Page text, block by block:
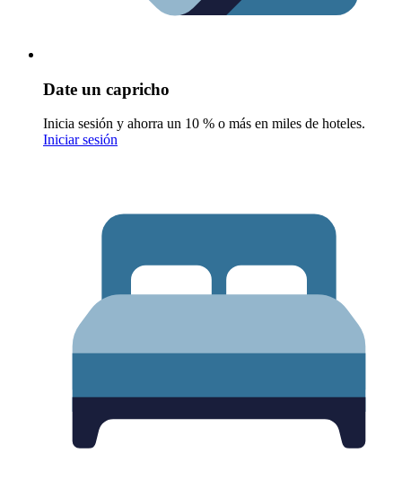
Date un capricho
Inicia sesión y ahorra un 10 % o más en miles de hoteles.
Iniciar sesión